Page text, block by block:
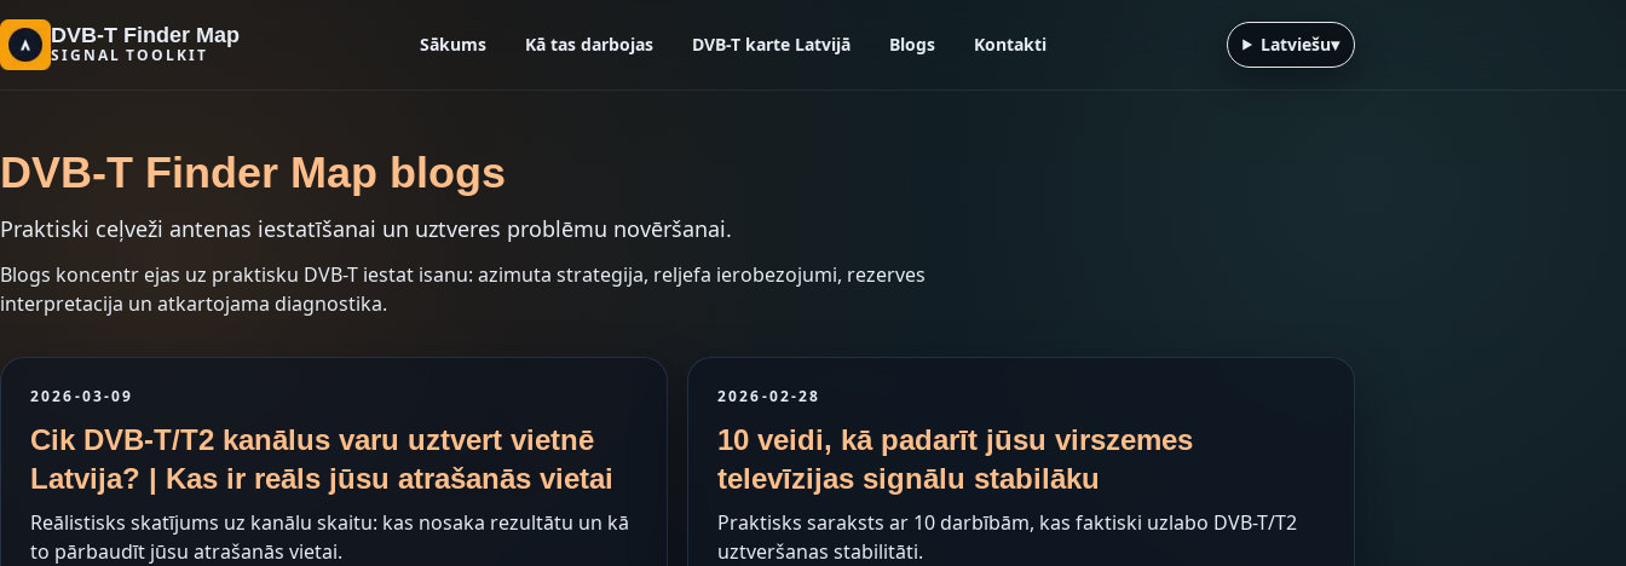
DVB-T Finder Map
SIGNAL TOOLKIT Sākums Kā tas darbojas DVB-T karte Latvijā Blogs Kontakti Latviešu▾
DVB-T Finder Map blogs
Praktiski ceļveži antenas iestatīšanai un uztveres problēmu novēršanai.
Blogs koncentr ejas uz praktisku DVB-T iestat isanu: azimuta strategija, reljefa ierobezojumi, rezerves
interpretacija un atkartojama diagnostika.
2026-03-09
Cik DVB-T/T2 kanālus varu uztvert vietnē
Latvija? | Kas ir reāls jūsu atrašanās vietai
Reālistisks skatījums uz kanālu skaitu: kas nosaka rezultātu un kā
to pārbaudīt jūsu atrašanās vietai.
2026-02-28
10 veidi, kā padarīt jūsu virszemes
televīzijas signālu stabilāku
Praktisks saraksts ar 10 darbībām, kas faktiski uzlabo DVB-T/T2
uztveršanas stabilitāti.